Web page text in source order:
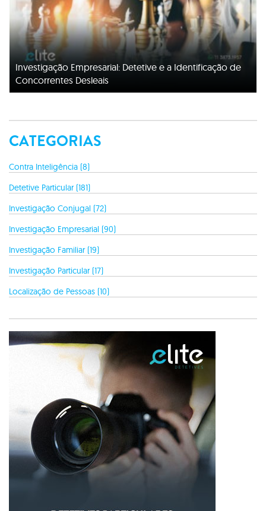
Investigação Empresarial: Detetive e a Identificação de
Concorrentes Desleais
CATEGORIAS
Contra Inteligência (8)
Detetive Particular (181)
Investigação Conjugal (72)
Investigação Empresarial (90)
Investigação Familiar (19)
Investigação Particular (17)
Localização de Pessoas (10)